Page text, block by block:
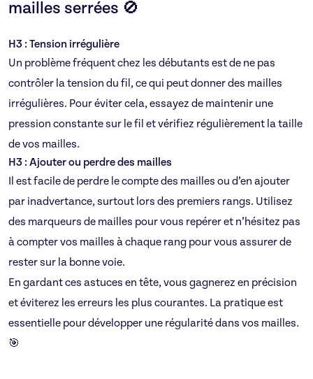
mailles serrées 🚫
H3 : Tension irrégulière
Un problème fréquent chez les débutants est de ne pas
contrôler la tension du fil, ce qui peut donner des mailles
irrégulières. Pour éviter cela, essayez de maintenir une
pression constante sur le fil et vérifiez régulièrement la taille
de vos mailles.
H3 : Ajouter ou perdre des mailles
Il est facile de perdre le compte des mailles ou d’en ajouter
par inadvertance, surtout lors des premiers rangs. Utilisez
des marqueurs de mailles pour vous repérer et n’hésitez pas
à compter vos mailles à chaque rang pour vous assurer de
rester sur la bonne voie.
En gardant ces astuces en tête, vous gagnerez en précision
et éviterez les erreurs les plus courantes. La pratique est
essentielle pour développer une régularité dans vos mailles.
🎯